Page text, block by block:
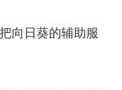
向日葵的辅助服